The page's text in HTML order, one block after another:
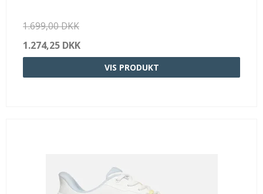
1.699,00 DKK
1.274,25 DKK
VIS PRODUKT